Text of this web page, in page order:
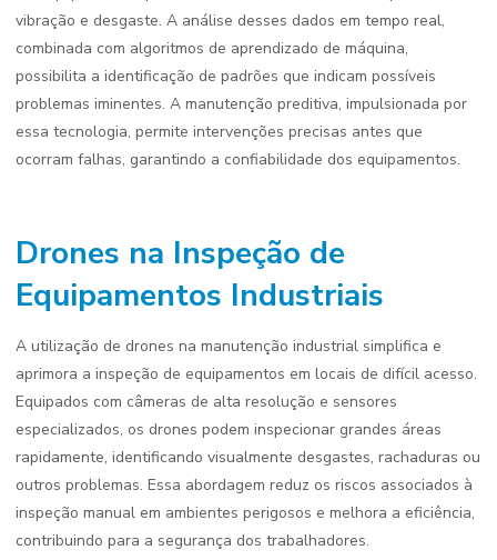
vibração e desgaste. A análise desses dados em tempo real,
combinada com algoritmos de aprendizado de máquina,
possibilita a identificação de padrões que indicam possíveis
problemas iminentes. A manutenção preditiva, impulsionada por
essa tecnologia, permite intervenções precisas antes que
ocorram falhas, garantindo a confiabilidade dos equipamentos.
Drones na Inspeção de
Equipamentos Industriais
A utilização de drones na manutenção industrial simplifica e
aprimora a inspeção de equipamentos em locais de difícil acesso.
Equipados com câmeras de alta resolução e sensores
especializados, os drones podem inspecionar grandes áreas
rapidamente, identificando visualmente desgastes, rachaduras ou
outros problemas. Essa abordagem reduz os riscos associados à
inspeção manual em ambientes perigosos e melhora a eficiência,
contribuindo para a segurança dos trabalhadores.